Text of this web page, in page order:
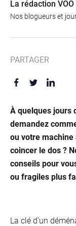
À quelques jours
demandez
ou votre
coincer le dos ?
conseils pour
ou fragiles plus
La clé d’un
La rédaction VOO
Nos blogueurs et
PARTAGER